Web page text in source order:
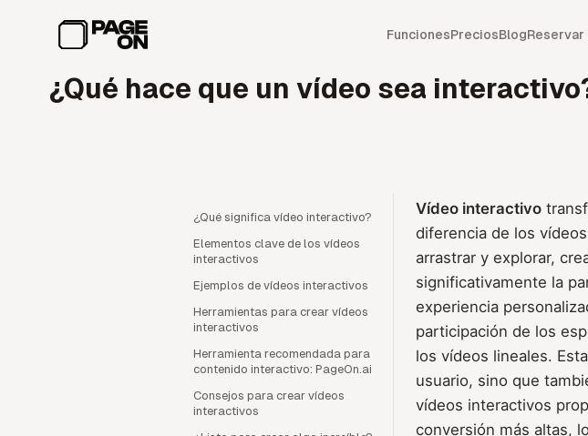
FuncionesPreciosBlogReservar
¿Qué hace que un vídeo sea
¿Qué significa vídeo interactivo?
Elementos clave de los vídeos
interactivos
Ejemplos de vídeos interactivos
Herramientas para crear vídeos
interactivos
Herramienta recomendada para
contenido interactivo: PageOn.ai
Consejos para crear vídeos
interactivos
Vídeo interactivo
diferencia de los
arrastrar y explorar,
significativamente la
experiencia
participación de los
los vídeos lineales.
usuario, sino que
vídeos interactivos
conversión más altas,